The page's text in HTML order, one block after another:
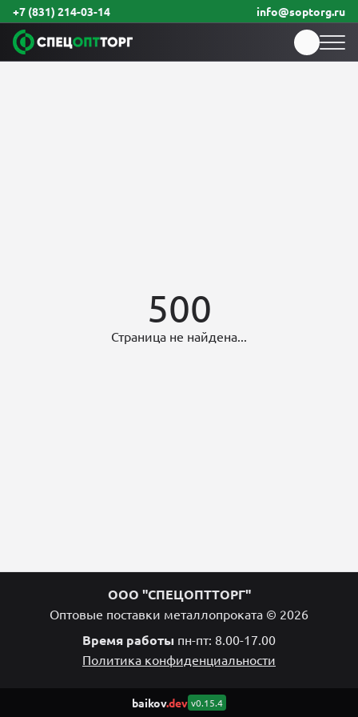
+7 (831) 214-03-14 info@soptorg.ru
500
Страница не найдена...
ООО "СПЕЦОПТТОРГ"
Оптовые поставки металлопроката © 2026
Время работы пн-пт: 8.00-17.00
Политика конфиденциальности
baikov.dev v0.15.4